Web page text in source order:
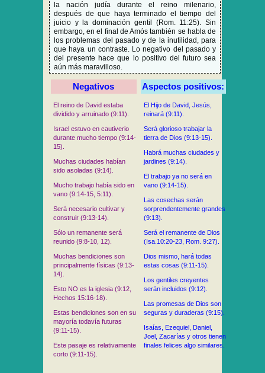
la nación judía durante el reino milenario,
después de que haya terminado el tiempo del
juicio y la dominación gentil (Rom. 11:25). Sin
embargo, en el final de Amós también se habla de
los problemas del pasado y de la inutilidad, para
que haya un contraste. Lo negativo del pasado y
del presente hace que lo positivo del futuro sea
aún más maravilloso.
Negativos Aspectos positivos:
El reino de David estaba
dividido y arruinado (9:11).
Israel estuvo en cautiverio
durante mucho tiempo (9:14-
15).
Muchas ciudades habían
sido asoladas (9:14).
Mucho trabajo había sido en
vano (9:14-15, 5:11).
Será necesario cultivar y
construir (9:13-14).
Sólo un remanente será
reunido (9:8-10, 12).
Muchas bendiciones son
principalmente físicas (9:13-
14).
Esto NO es la iglesia (9:12,
Hechos 15:16-18).
Estas bendiciones son en su
mayoría todavía futuras
(9:11-15).
Este pasaje es relativamente
corto (9:11-15).
El Hijo de David, Jesús,
reinará (9:11).
Será glorioso trabajar la
tierra de Dios (9:13-15).
Habrá muchas ciudades y
jardines (9:14).
El trabajo ya no será en
vano (9:14-15).
Las cosechas serán
sorprendentemente grandes
(9:13).
Será el remanente de Dios
(Isa.10:20-23, Rom. 9:27).
Dios mismo, hará todas
estas cosas (9:11-15).
Los gentiles creyentes
serán incluidos (9:12).
Las promesas de Dios son
seguras y duraderas (9:15).
Isaías, Ezequiel, Daniel,
Joel, Zacarías y otros tienen
finales felices algo similares.